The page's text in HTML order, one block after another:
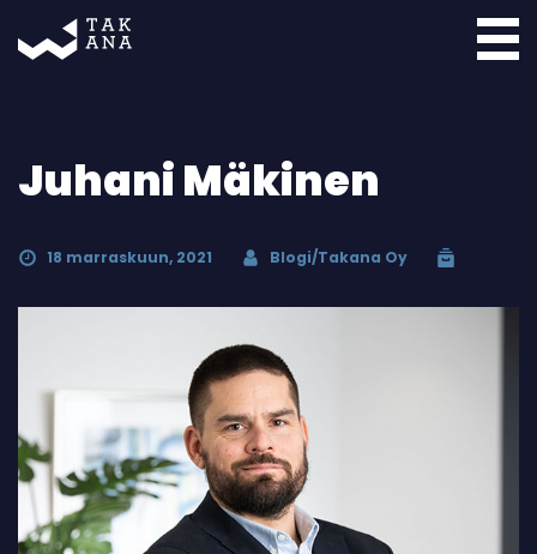
Juhani Mäkinen
18 marraskuun, 2021 Blogi/Takana Oy